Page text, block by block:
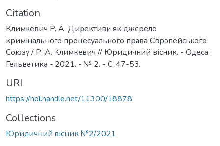
Citation
Климкевич Р. А. Директиви як джерело
кримінального процесуального права Європейського
Союзу / Р. А. Климкевич // Юридичний вісник. - Одеса :
Гельветика - 2021. - № 2. - С. 47-53.
URI
https://hdl.handle.net/11300/18878
Collections
Юридичний вісник №2/2021